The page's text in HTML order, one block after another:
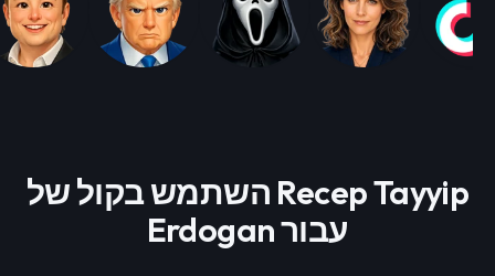
השתמש בקול של Recep Tayyip
Erdogan עבור